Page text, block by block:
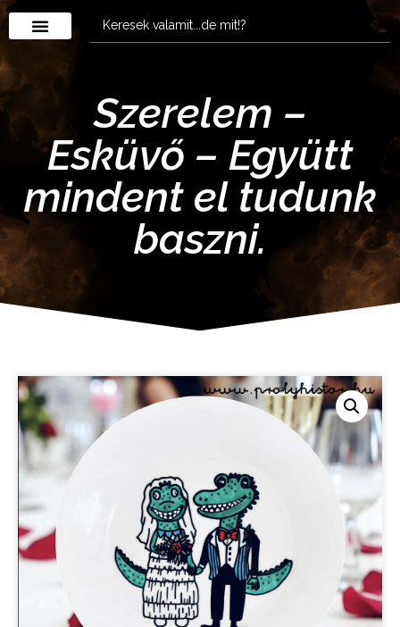
Szerelem –
Esküvő – Együtt
mindent el tudunk
baszni.